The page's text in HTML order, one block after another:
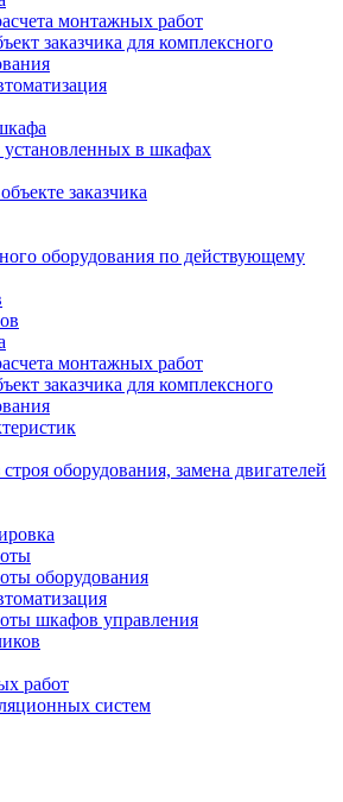
монтажных работ
заказчика для комплексного
в шкафах
заказчика
оборудования по действующему
монтажных работ
заказчика для комплексного
оборудования, замена двигателей
оборудования
шкафов управления
работ
систем